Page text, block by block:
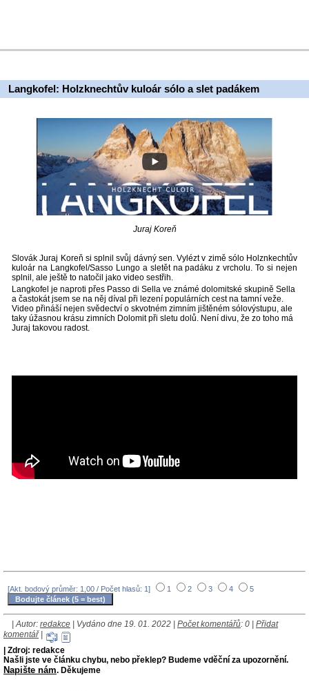
Langkofel: Holzknechtův kuloár sólo a slet padákem
Juraj Koreň
Slovák Juraj Koreň si splnil svůj dávný sen. Vylézt v zimě sólo Holznkechtův
kuloár na Langkofel/Sasso Lungo a sletět na padáku z vrcholu. To si nejen
splnil, ale ještě to natočil jako video sestřih.
Langkofel je naproti přes Passo di Sella ve známé dolomitské skupině Sella
a častokát jsem se na něj díval při lezení populárních cest na tamní veže.
Video přináší nejen svědectví o skvotném zimním jištěném sólovýstupu, ale
taky úžasnou krásu zimních Dolomit při sletu dolů. Není divu, že zo toho má
Juraj takovou radost.
[Akt. bodový průměr: 1,00 / Počet hlasů: 1] 1 2 3 4 5
| Autor: redakce | Vydáno dne 19. 01. 2022 | Počet komentářů: 0 | Přidat
komentář|
| Zdroj: redakce
Našli jste ve článku chybu, nebo překlep? Budeme vděční za upozornění.
Napište nám. Děkujeme